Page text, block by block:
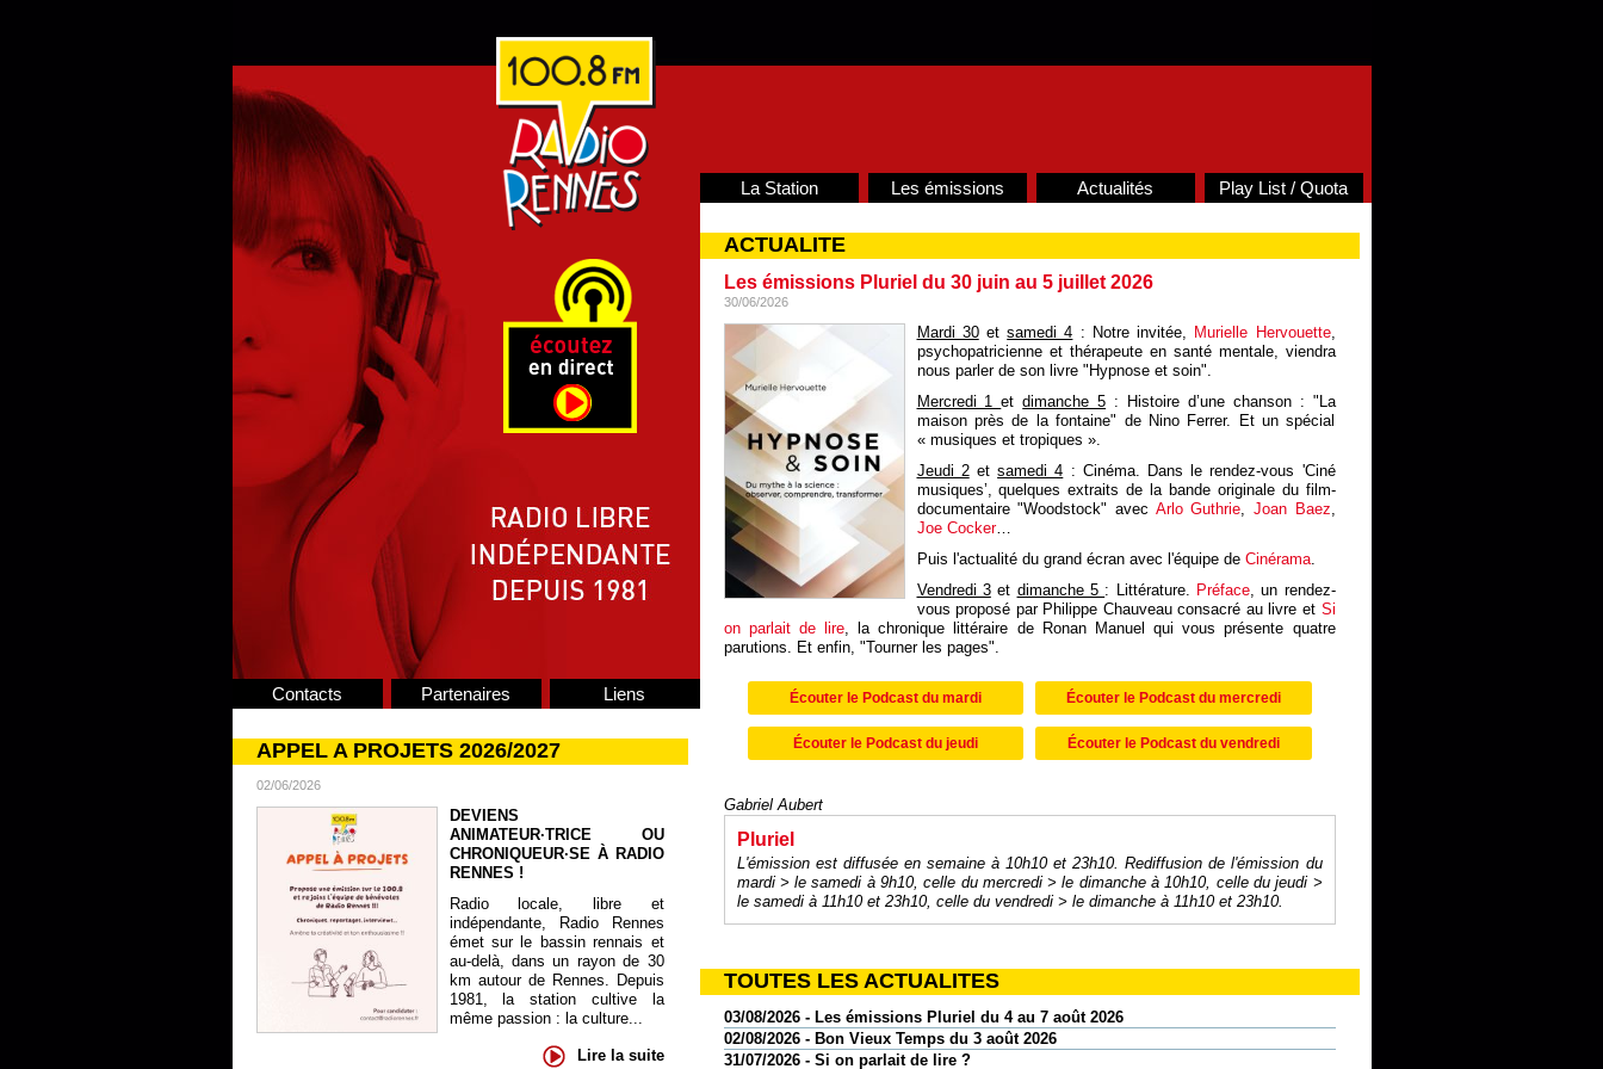
Contacts Partenaires Liens
APPEL A PROJETS 2026/2027
02/06/2026
DEVIENS
ANIMATEUR·TRICE OU
CHRONIQUEUR·SE À RADIO
RENNES !
Radio locale, libre et
indépendante, Radio Rennes
émet sur le bassin rennais et
au-delà, dans un rayon de 30
km autour de Rennes. Depuis
1981, la station cultive la
même passion : la culture...
Lire la suite
La Station Les émissions Actualités Play List / Quota
ACTUALITE
Les émissions Pluriel du 30 juin au 5 juillet 2026
30/06/2026
Mardi 30etsamedi 4 : Notre invitée, Murielle Hervouette,
psychopatricienne et thérapeute en santé mentale, viendra
nous parler de son livre "Hypnose et soin".
Mercredi 1etdimanche 5 : Histoire d’une chanson : "La
maison près de la fontaine" de Nino Ferrer. Et un spécial
« musiques et tropiques ».
Jeudi 2etsamedi 4 : Cinéma. Dans le rendez-vous 'Ciné
musiques’, quelques extraits de la bande originale du film-
documentaire "Woodstock" avec Arlo Guthrie, Joan Baez,
Joe Cocker…
Puis l'actualité du grand écran avec l'équipe de Cinérama.
Vendredi 3et dimanche 5 : Littérature. Préface, un rendez-
vous proposé par Philippe Chauveau consacré au livre et Si
on parlait de lire, la chronique littéraire de Ronan Manuel qui vous présente quatre
parutions. Et enfin, "Tourner les pages".
Écouter le Podcast du mardi Écouter le Podcast du mercredi
Écouter le Podcast du jeudi Écouter le Podcast du vendredi
Gabriel Aubert
Pluriel
L'émission est diffusée en semaine à 10h10 et 23h10. Rediffusion de l'émission du
mardi > le samedi à 9h10, celle du mercredi > le dimanche à 10h10, celle du jeudi >
le samedi à 11h10 et 23h10, celle du vendredi> le dimanche à 11h10 et 23h10.
TOUTES LES ACTUALITES
03/08/2026 - Les émissions Pluriel du 4 au 7 août 2026
02/08/2026 - Bon Vieux Temps du 3 août 2026
31/07/2026 - Si on parlait de lire ?